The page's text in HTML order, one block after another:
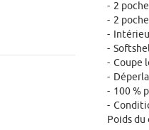
2
2
Coupe
100 %
Poids du